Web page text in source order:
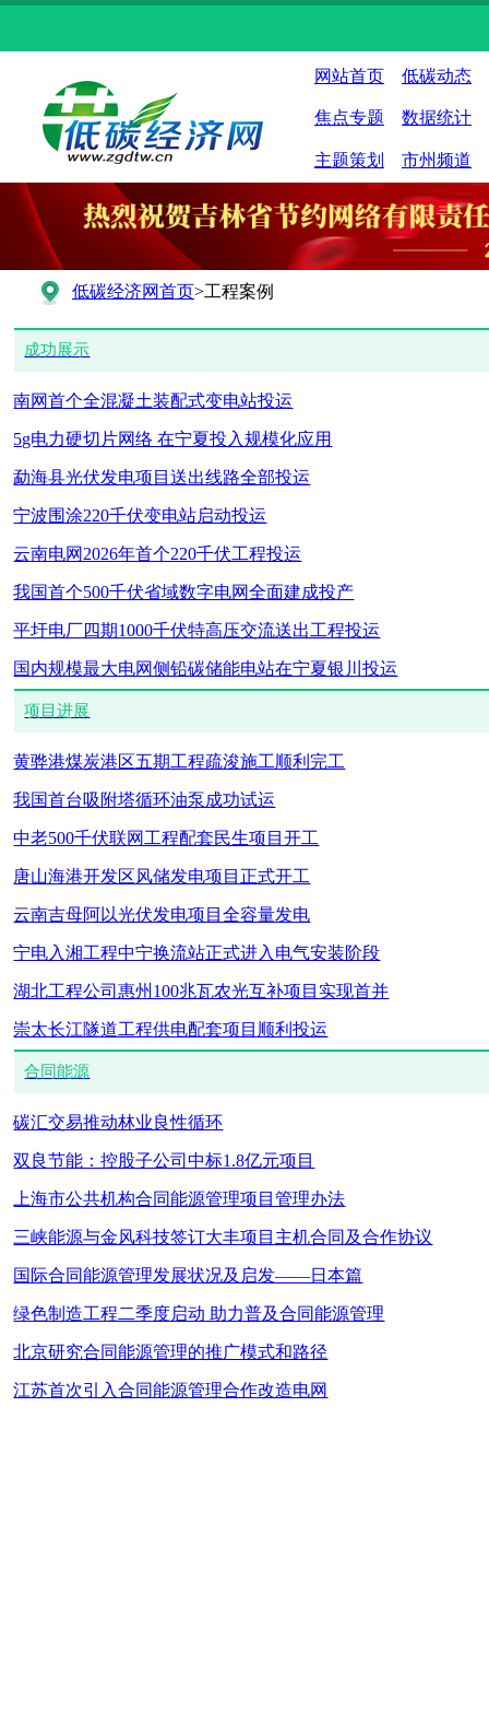
网站首页 低碳动态
焦点专题 数据统计
主题策划 市州频道
低碳经济网首页>工程案例
成功展示
南网首个全混凝土装配式变电站投运
5g电力硬切片网络 在宁夏投入规模化应用
勐海县光伏发电项目送出线路全部投运
宁波围涂220千伏变电站启动投运
云南电网2026年首个220千伏工程投运
我国首个500千伏省域数字电网全面建成投产
平圩电厂四期1000千伏特高压交流送出工程投运
国内规模最大电网侧铅碳储能电站在宁夏银川投运
项目进展
黄骅港煤炭港区五期工程疏浚施工顺利完工
我国首台吸附塔循环油泵成功试运
中老500千伏联网工程配套民生项目开工
唐山海港开发区风储发电项目正式开工
云南吉母阿以光伏发电项目全容量发电
宁电入湘工程中宁换流站正式进入电气安装阶段
湖北工程公司惠州100兆瓦农光互补项目实现首并
崇太长江隧道工程供电配套项目顺利投运
合同能源
碳汇交易推动林业良性循环
双良节能：控股子公司中标1.8亿元项目
上海市公共机构合同能源管理项目管理办法
三峡能源与金风科技签订大丰项目主机合同及合作协议
国际合同能源管理发展状况及启发——日本篇
绿色制造工程二季度启动 助力普及合同能源管理
北京研究合同能源管理的推广模式和路径
江苏首次引入合同能源管理合作改造电网